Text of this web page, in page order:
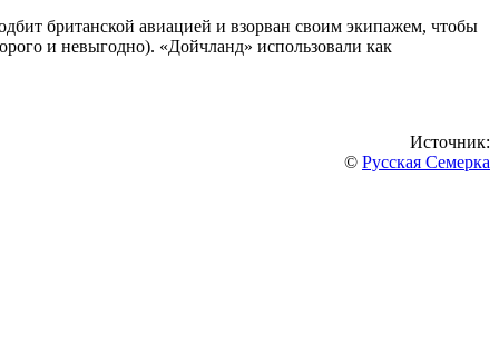
британской авиацией и взорван своим экипажем, чтобы
и невыгодно). «Дойчланд» использовали как
Источник:
© Русская Семерка